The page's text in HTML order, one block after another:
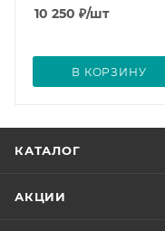
10 250 ₽/шт
В КОРЗИНУ
КАТАЛОГ
АКЦИИ